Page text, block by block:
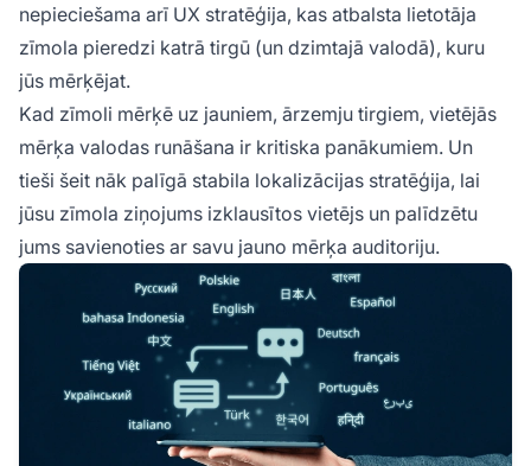
nepieciešama arī UX stratēģija, kas atbalsta lietotāja
zīmola pieredzi katrā tirgū (un dzimtajā valodā), kuru
jūs mērķējat.
Kad zīmoli mērķē uz jauniem, ārzemju tirgiem, vietējās
mērķa valodas runāšana ir kritiska panākumiem. Un
tieši šeit nāk palīgā stabila lokalizācijas stratēģija, lai
jūsu zīmola ziņojums izklausītos vietējs un palīdzētu
jums savienoties ar savu jauno mērķa auditoriju.